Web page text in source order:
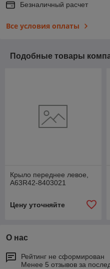
Безналичный расчет
Все условия оплаты
Подобные товары
Крыло переднее левое,
А63R42-8403021
Цену уточняйте
О нас
Рейтинг не сформирован
Менее 5 отзывов за